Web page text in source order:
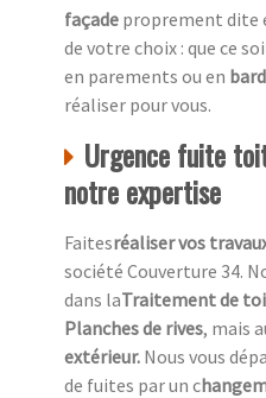
façade proprement dite
de votre choix : que ce
en parements ou en
réaliser pour vous.
Urgence fuite
notre expertise
Faitesréaliser vos
société Couverture 34.
dans laTraitement de
Planches de rives, mais
extérieur. Nous vous
de fuites par un c